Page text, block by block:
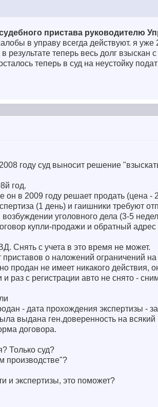
пристава руководителю
в управу всегда действуют. я уже
результате теперь весь долг взыскан
теперь в суд на неустойку
году суд выносит решение
год.
он в 2009 году решает продать (цена -
(1 день) и гаишники требуют
уголовного дела (3-5
купли-продажи и обратный адрес
Снять с учета в это время не может.
о наложений ограничений на
не имеет никакого действия,
раз с регистрации авто не снято -
- дата прохождения экспертизы -
выдана ген.доверенность на
договора.
Только суд?
производстве"?
и экспертизы, это поможет?